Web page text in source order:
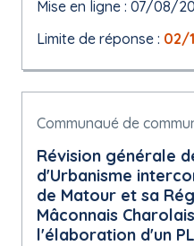
Mise en ligne : 07/08/
Limite de réponse : 02/
Communaué de
Révision générale
d'Urbanisme
de Matour et sa
Mâconnais
l'élaboration d'un